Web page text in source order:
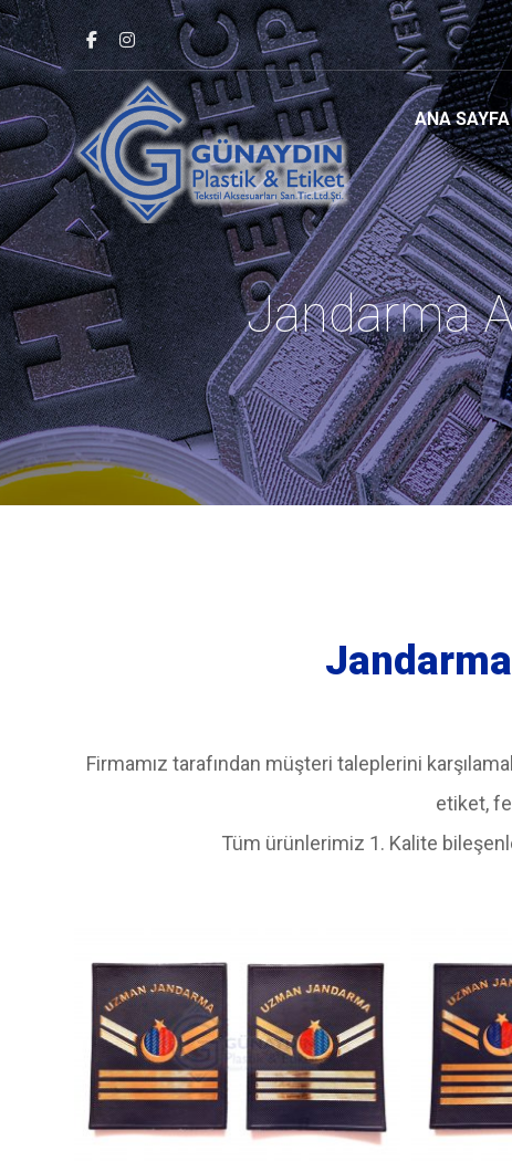
ANA SAYFA
Jandarma
Firmamız tarafından müşteri taleplerini
etiket,
Tüm ürünlerimiz 1. Kalite